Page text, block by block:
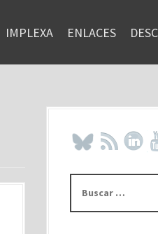
IMPLEXA ENLACES
s